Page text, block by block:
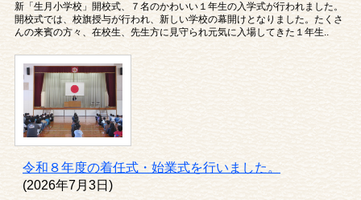
新「生月小学校」開校式、７名のかわいい１年生の入学式が行われました。
開校式では、校旗授与が行われ、新しい学校の幕開けとなりました。たくさ
んの来賓の方々、在校生、先生方に見守られ元気に入場してきた１年生..
令和８年度の着任式・始業式を行いました。
(2026年7月3日)